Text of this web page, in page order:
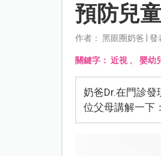
預防兒
作者： 黑眼圈奶爸 |
關鍵字： 近視、 嬰幼
奶爸Dr.在門診
位父母講解一下